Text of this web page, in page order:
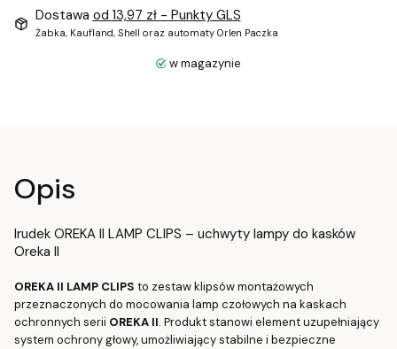
Dostawa od 13,97 zł - Punkty GLS
Żabka, Kaufland, Shell oraz automaty Orlen Paczka
w magazynie
Opis
Irudek OREKA II LAMP CLIPS – uchwyty lampy do kasków
Oreka II
OREKA II LAMP CLIPS to zestaw klipsów montażowych
przeznaczonych do mocowania lamp czołowych na kaskach
ochronnych serii OREKA II. Produkt stanowi element uzupełniający
system ochrony głowy, umożliwiający stabilne i bezpieczne